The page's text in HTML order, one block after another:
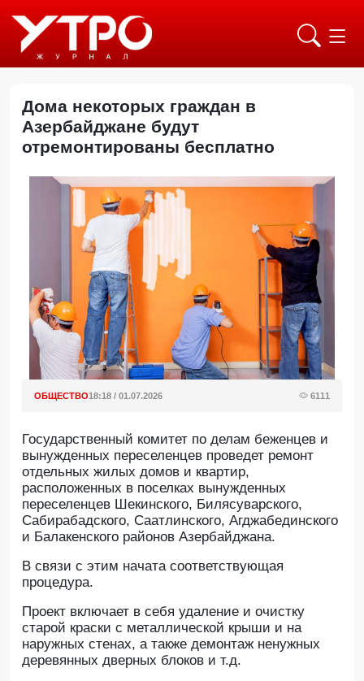
Дома некоторых граждан в
Азербайджане будут
отремонтированы бесплатно
ОБЩЕСТВО18:18 / 01.07.2026 6111
Государственный комитет по делам беженцев и
вынужденных переселенцев проведет ремонт
отдельных жилых домов и квартир,
расположенных в поселках вынужденных
переселенцев Шекинского, Билясуварского,
Сабирабадского, Саатлинского, Агджабединского
и Балакенского районов Азербайджана.
B связи с этим начата соответствующая
процедура.
Проект включает в себя удаление и очистку
старой краски с металлической крыши и на
наружных стенах, а также демонтаж ненужных
деревянных дверных блоков и т.д.